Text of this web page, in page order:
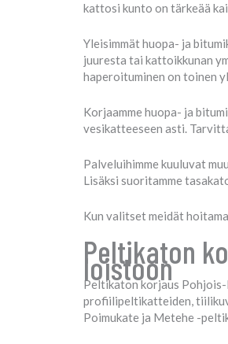
kattosi kunto on tärkeää
Yleisimmät huopa- ja
juuresta tai kattoikkunan
haperoituminen on toinen
Korjaamme huopa- ja
vesikatteeseen asti.
Palveluihimme kuuluvat
Lisäksi suoritamme
Kun valitset meidät
Peltikaton
loistoon
Peltikaton korjaus
profiilipeltikatteiden,
Poimukate ja Metehe -